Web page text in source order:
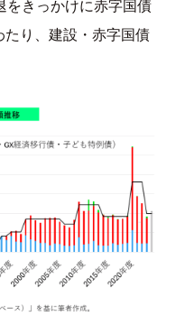
をきっかけに赤字国債
り、建設・赤字国債